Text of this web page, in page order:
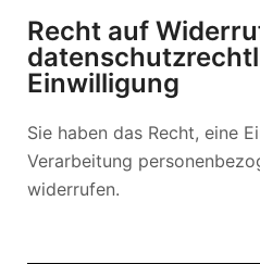
Recht auf
Einwilligung
Sie haben das Recht, eine
Verarbeitung
widerrufen.